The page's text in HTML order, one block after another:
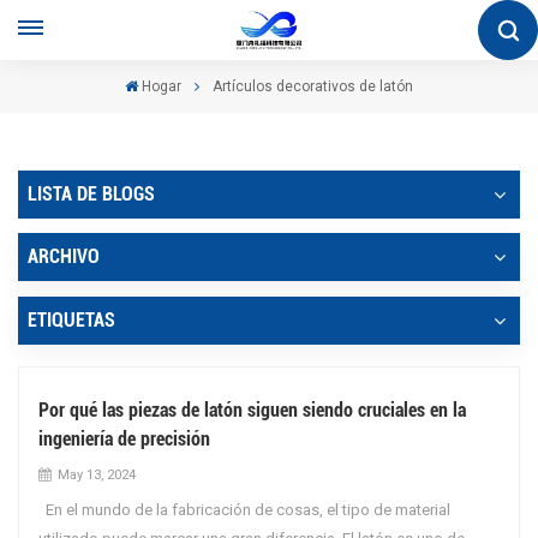
Hogar Artículos decorativos de latón
LISTA DE BLOGS
ARCHIVO
ETIQUETAS
Por qué las piezas de latón siguen siendo cruciales en la
ingeniería de precisión
May 13, 2024
En el mundo de la fabricación de cosas, el tipo de material